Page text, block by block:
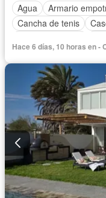
Agua
Armario
Cancha de tenis
Seguridad
Terraza
Hace 6 días, 10 horas en -